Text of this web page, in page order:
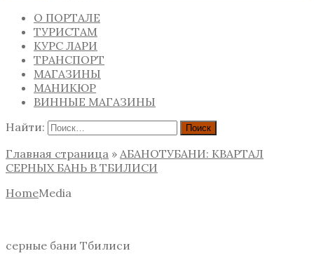
О ПОРТАЛЕ
ТУРИСТАМ
КУРС ЛАРИ
ТРАНСПОРТ
МАГАЗИНЫ
МАНИКЮР
ВИННЫЕ МАГАЗИНЫ
Найти:
Главная страница » АБАНОТУБАНИ: КВАРТАЛ
СЕРНЫХ БАНЬ В ТБИЛИСИ
HomeMedia
серные бани Тбилиси